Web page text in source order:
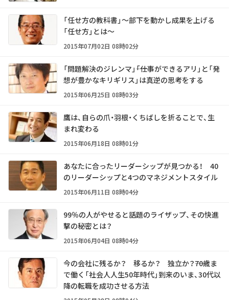
「任せ方の教科書」～部下を動かし成果を上げる
「任せ方」とは～
2015年07月02日 08時02分
「問題解決のジレンマ」――「仕事ができるアリ」と「発
想が豊かなキリギリス」は真逆の思考をする
2015年06月25日 08時03分
鷹は、自らの爪・羽根・くちばしを折ることで、生
まれ変わる
2015年06月18日 08時01分
あなたに合ったリーダーシップが見つかる！ 40
のリーダーシップと4つのマネジメントスタイル
2015年06月11日 08時04分
99％の人がやせると話題のライザップ、その快進
撃の秘密とは？
2015年06月04日 08時04分
今の会社に残るか？ 移るか？ 独立か？――70歳ま
で働く「社会人人生50年時代」到来のいま、30代以
降の転職を成功させる方法